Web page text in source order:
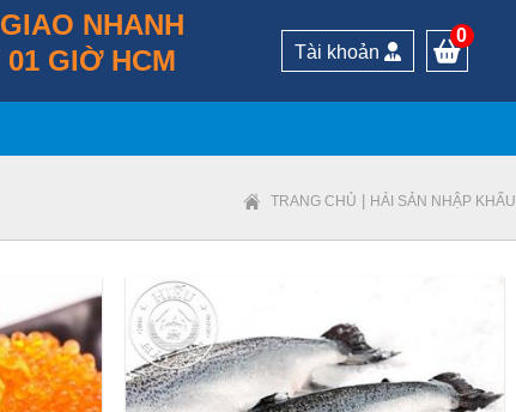
GIAO NHANH
01 GIỜ HCM
Tài khoản
0
TRANG CHỦ HẢI SẢN NHẬP KHẨU